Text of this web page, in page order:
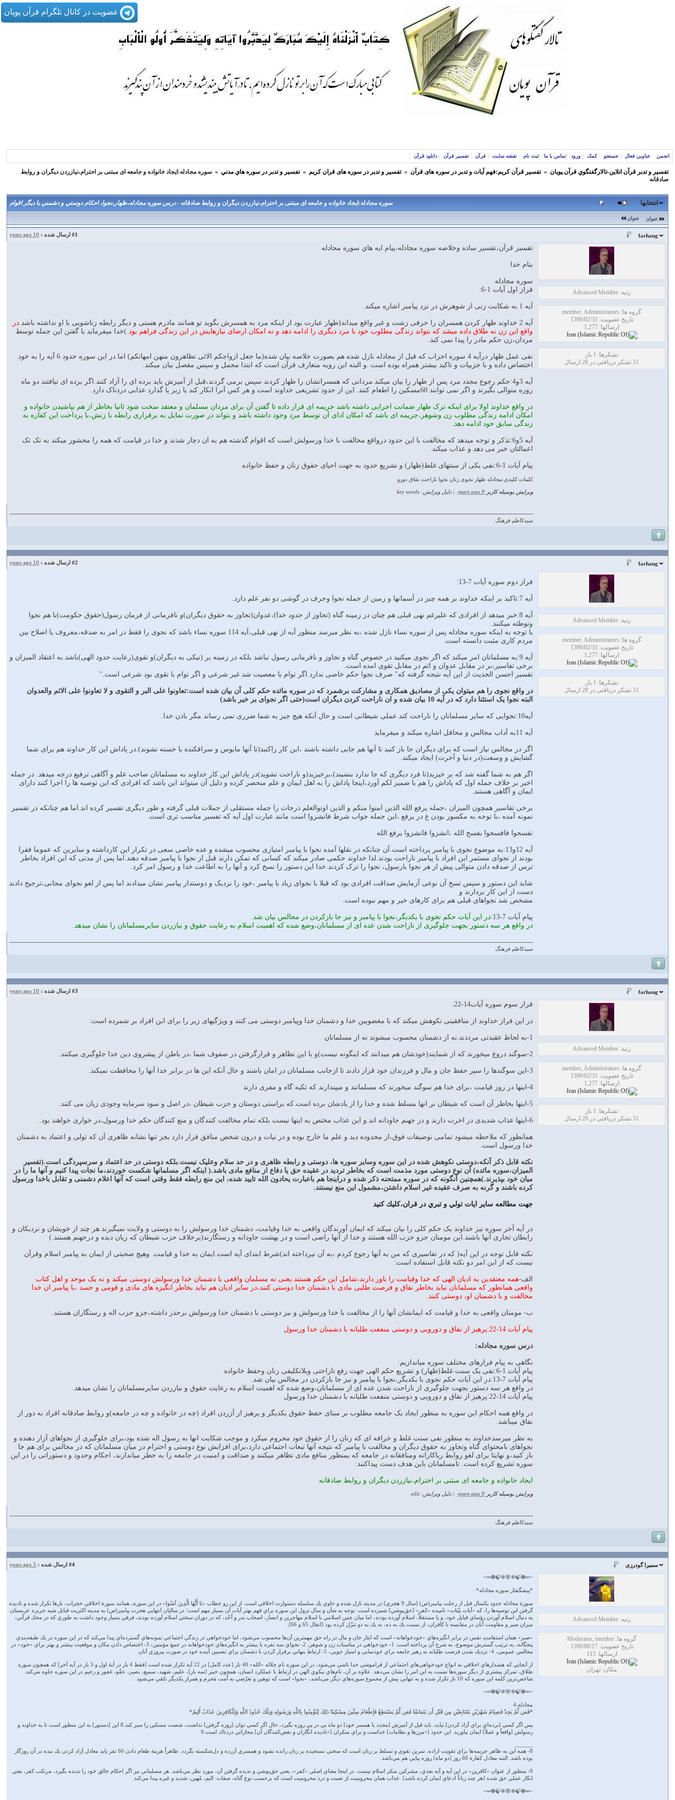
عضویت در کانال تلگرام قرآن پویان
انجمن عناوین فعال جستجو کمک ورود تماس با ما ثبت نام نقشه سایت قرآن تفسیر قرآن دانلود قرآن
تفسير و‌ تدبر قرآن انلاين-تالارگفتگوي قرآن پویان » تفسير قرآن كريم:فهم آيات و تدبر در سوره های قرآن » تفسير و تدبر در سوره های قران كريم » تفسير و تدبر در سوره هاي مدني » سوره مجادله:ایجاد خانواده و جامعه ای مبتنی بر احترام،نیازردن دیگران و روابط
صادقانه
سوره مجادله:ایجاد خانواده و جامعه ای مبتنی بر احترام،نیازردن دیگران و روابط صادقانه -درس سوره مجادله،ظهار،نجوا، احكام دوستي و دشمني با ديگر اقوام انتخابها
عنوان عنوان
farhang
#1 ارسال شده : 10 years ago
رتبه: Advanced Member
گروه ها: member, Administrators
تاریخ عضویت: 1390/02/31
ارسالها: 1,277
تشکرها: 1 بار
51 تشکر دریافتی در 28 ارسال
تفسير قرآن،تفسير ساده وخلاصه سوره مجادله،پيام ايه هاي سوره مجادله
بنام خدا
سوره مجادله
فراز اول آیات 1-6:
آیه 1 به شکایت زنی از شوهرش در نزد پیامبر اشاره میکند.
آیه 2 خداوند ظهار کردن همسران را حرفی زشت و غیر واقع میداند(ظهار عبارت بود از اینکه مرد به همسرش بگوید تو همانند مادرم هستی و دیگر رابطه زناشویی با او نداشته باشد.
در
واقع این زن نه طلاق داده میشد که بتواند زندگی مطلوب خود با مرد دیگری را ادامه دهد و نه امکان ارضای نیازهایش در این زندگی فراهم بود.)خدا میفرماید با گفتن این جمله توسط
مردان،زن حکم مادر را پیدا نمی کند.
نفی عمل ظهار درآیه 4 سوره احزاب که قبل از مجادله نازل شده هم بصورت خلاصه بیان شده(ما جعل ازواجکم الائی تظاهرون منهن امهاتکم) اما در این سوره حدود 6 آیه را به خود
اختصاص داده و با جزییات و تاکید بیشتر همراه بوده است .و البته این رویه متعارف قرآن است که ابتدا مجمل و سپس مفصل بیان میکند.
آیه 3و4:حکم رجوع مجدد مرد پس از ظهار را بیان میکند.مردانی که همسرانشان را ظهار کردند سپس برمی گردند،قبل از آمیزش باید برده ای را آزاد کنند.اگر برده ای نیافتند دو ماه
روزه متوالی بگیرند و اگر نمی توانند 60مسکین را اطعام کنند. این از حدود تشریعی خداوند است و هر کس آنرا انکار کند یا زیر پا گذارد عذابی دردناک دارد.
در واقع خداوند اولا برای اینکه ترک ظهار ضمانت اجرایی داشته باشد جریمه ای قرار داده تا گفتن آن برای مردان مسلمان و معتقد سخت شود ثانیا بخاطر از هم نپاشیدن خانواده و
امکان ادامه زندگی مطلوب زن وشوهر،جریمه ای باشد که امکان ادای آن توسط مرد وجود داشته باشد و بتواند در صورت تمایل به برقراری رابطه با زنش،با پرداخت این کفاره به
زندگی سابق خود ادامه دهد.
آیه 5و6:تذکر و توجه میدهد که مخالفت با این حدود درواقع مخالفت با خدا ورسولش است که اقوام گذشته هم به ان دچار شدند و خدا در قیامت که همه را محشور میکند به تک تک
اعمالتان خبر می دهد و عذاب میکند.
پیام آیات 1-6:نفی یکی از سنتهای غلط(ظهار) و تشریع حدود به جهت احیای حقوق زنان و حفظ خانواده
کلمات کلیدی:مجادله ظهار نجوی زنان نجوا ناراحت نفاق دورو
ویرایش بوسیله کاربر 9 years ago دلیل ویرایش: key words
سیدکاظم فرهنگ
farhang
#2 ارسال شده : 10 years ago
رتبه: Advanced Member
گروه ها: member, Administrators
تاریخ عضویت: 1390/02/31
ارسالها: 1,277
تشکرها: 1 بار
51 تشکر دریافتی در 28 ارسال
فراز دوم سوره آیات 7-13:
آیه 7:تاکید بر اینکه خداوند بر همه چیز در آسمانها و زمین از جمله نجوا وحرف در گوشی دو نفر علم دارد.
آیه 8:خبر میدهد از افرادی که علیرغم نهی قبلی هم چنان در زمینه گناه (تجاوز از حدود خدا)،عدوان(تجاوز به حقوق دیگران)و نافرمانی از فرمان رسول(حقوق حکومت)با هم نجوا
وتوطئه میکنند.
با توجه به اینکه سوره مجادله پس از سوره نساء نازل شده ،به نظر میرسد منظور آیه از نهی قبلی،آیه 114 سوره نساء باشد که نجوی را فقط در امر به صدقه،معروف یا اصلاح بین
مردم کاری مثبت دانسته است.
آیه 9:به مسلمانان امر میکند که اگر نجوی میکنید در خصوص گناه و تجاوز و نافرمانی رسول نباشد بلکه در زمینه بر (نیکی به دیگران)و تقوی(رعایت حدود الهی)باشد.به اعتقاد المیزان و
برخی تفاسیر،بر در مقابل عدوان و اثم در مقابل تقوی امده است.
تفسیر احسن الحدیث از این آیه نتیجه گرفته که" صرف نجوا حکم خاصی ندارد اگر توام با معصیت شد غیر شرعی و اگر توام با تقوی بود شرعی است."
در واقع نجوی را هم میتوان یکی از مصادیق همکاری و مشارکت برشمرد که در سوره مائده حکم کلی آن بیان شده است:تعاونوا علی البر و التقوی و لا تعاونوا علی الاثم والعدوان
البته نجوا یک استثنا دارد که در آیه 10 بیان شده و ان ناراحت کردن دیگران است(حتی اگر نجوای بر خیر باشد)
آیه10:نجوایی که سایر مسلمانان را ناراحت کند عملی شیطانی است و حال آنکه هیچ جیز به شما ضرری نمی رساند مگر باذن خدا.
آیه 11به آداب مجالس و محافل اشاره میکند و میفرماید
اگر در مجالس نیاز است که برای دیگران جا باز کنید تا آنها هم جایی داشته باشند ،این کار راکنید(تا آنها مایوس و سرافکنده یا خسته نشوند).در پاداش این کار خداوند هم یرای شما
گشایش و وسعت(در دنیا و آخرت) ایجاد میکند.
اگر هم به شما گفته شد که بر خیزید(تا فرد دیگری که جا ندارد بنشیند)،برخیزید(و ناراحت نشوید)در پاداش این کار خداوند به مسلمانان صاحب علم و آگاهی ترفیع درجه میدهد. در جمله
اخیر بر خلاف جمله اول که پاداش را هم با ضمیر لکم آورد،اینجا پاداش را به اهل ایمان و علم منحصر کرده و دلیل آن میتواند این باشد که افرادی که این توصیه ها را اجرا کنند دارای
ایمان و آگاهی هستند.
برخی تفاسیر همچون المیزان ،جمله یرفع الله الذین امنوا منکم و الذین اوتوالعلم درجات را جمله مستقلی از جملات قبلی گرفته و طور دیگری تفسیر کرده اند.اما هم چنانکه در تفسیر
نمونه آمده ،با توجه به مکسور بودن ع در یرفع ،این جمله جواب شرط فانشزوا است مانند عبارت اول آیه که تفسیر مناسب تری است.
تفسحوا فافسحوا بفسح الله ،انشزوا فانشزوا یرفع الله
آیه 12و13:به موضوع نجوی با پیامبر پرداخته است.آن چنانکه در نقلها آمده نجوا با پیامبر امتیازی محسوب میشده و عده خاصی سعی در تکرار این کارداشته و سایرین که عموما فقرا
بودند از نجوای مستمر این افراد با پیامبر ناراحت بودند.لذا خداوند حکمی صادر میکند که کسانی که تمکن دارند قبل از نجوا با پیامبر صدقه دهند.اما پس از مدتی که این افراد بخاطر
ترس از صدقه دادن متوالی پیش از هر نجوا بارسول، نجوا را ترک کردند.خدا این دستور را نسخ کرد و آنها را به اطاعت خدا و رسول امر کرد.
شاید این دستور و سپس نسخ آن نوعی آزمایش صداقت افرادی بود که قبلا با نجوای زیاد با پیامبر ،خود را نزدیک و دوستدار پیامبر نشان میدادند اما پس از لغو نجوای مجانی،ترجیح دادند
دست از این کار بردارند و
مشخص شد نجواهای قبلی هم برای کارهای خیر و مهم نبوده است.
پیام آیات 7-13:
در این آیات حکم نجوی با یکدیگر،نجوا با پیامبر و نیز جا بازکردن در مجالس بیان شد.
در واقع هر سه دستور بجهت جلوگیری از ناراحت شدن عده ای از مسلمانان،وضع شده که اهمیت اسلام به رعایت حقوق و نیازردن سایرمسلمانان را نشان میدهد.
سیدکاظم فرهنگ
farhang
#3 ارسال شده : 10 years ago
رتبه: Advanced Member
گروه ها: member, Administrators
تاریخ عضویت: 1390/02/31
ارسالها: 1,277
تشکرها: 1 بار
51 تشکر دریافتی در 28 ارسال
فراز سوم سوره آیات14-22:
در این فراز خداوند از منافقینی نکوهش میکند که با مغضوبین خدا و دشمنان خدا وپیامبر دوستی می کنند و ویژگیهای زیر را برای این افراد بر شمرده است:
1-به لحاظ عقیدتی مرددند.نه از دشمنان محسوب میشوند نه از مسلمانان
2-سوگند دروغ میخورند که از شمایند(خودشان هم میدانند که اینگونه نیست)و با این تظاهر و قرارگرفتن در صفوف شما ،در باطن از پیشروی دین خدا جلوگیری میکنند.
3-این سوگندها را سپر حفظ جان و مال و فرزندان خود قرار دادند تا ازجانب مسلمانان در امان باشند و حال آنکه این ها در برابر خدا آنها را محافظت نمیکند.
4-اینها در روز قیامت ،برای خدا هم سوگند میخورند که مسلمانند و میپندارند که تکیه گاه و مفری دارند
5-اینها بخاطر آن است که شیطان بر انها مسلط شده و خدا را از یادشان برده است.که براستی دوستان و حزب شیطان ،در اصل و سود سرمایه وجودی زیان می کنند.
6-اینها عذاب شدیدی در اخرت دارند و در جهنم جاودانه اند.و این عذاب مختص به اینها نیست بلکه تمام مخالفت کنندگان و منع کنندگان حکم خدا ورسول،در خواری خواهند بود.
همانطور که ملاحظه میشود تمامی توصیفات فوق،از محدوده دید و علم ما خارج بوده و در نیات و درون شخص منافق قرار دارد بجز تنها نشانه ظاهری آن که تولی و اعتماد به دشمنان
خدا ورسول است.
نکته قابل ذکر آنکه،دوستی نکوهش شده در این سوره وسایر سوره ها، دوستی و رابطه ظاهری و در حد سلام وعلیک نیست.بلکه دوستی در حد اعتماد و سرسپردگی است.(تفسیر
المیزان،سوره مائده) آن نوع دوستی مورد مذمت است که بخاطر تردید در عقیده حق یا دفاع از منافع مادی باشد.( اینکه اگر مسلمانها شکست خوردند،ما نجات پیدا کنیم و آنها ما را در
میان خود بپذیرند.)همچنین آنگونه که در سوره ممتحنه ذکر شده و دراینجا هم باعبارت یحادون الله تایید شده، این منع رابطه فقط وقتی است که آنها اعلام دشمنی و تقابل باخدا ورسول
کرده باشند و گرنه به صرف عقیده غیر اسلام داشتن،مشمول این منع نیستند.
جهت مطالعه ساير ايات تولي و تبري در قران،كليك كنيد
در آیه آخر سوره نیز خداوند یک حکم کلی را بیان میکند که ایمان آورندگان واقعی به خدا وقیامت، دشمنان خدا ورسولش را به دوستی و ولایت نمیگیرند.هر چند از خویشان و نزدیکان و
رابطان تجاری آنها باشند.این مومنان جزو حزب الله هستند و.خدا از آنها راضی است و در بهشت جاودانه و رستگارند(برخلاف حزب شیطان که زیان دیده و درجهنم هستند.)
نکته قابل توجه در این آیه( که در تفاسیری که من به آنها رجوع کردم ،به آن نپرداخته اند)شرط ابتدای آیه است.ایمان به خدا و قیامت. وهیچ صحبتی از ایمان به پیامبر اسلام وقرآن
نیست.که از این امر دو نکته قابل استفاده است:
الف-همه معتقدین به ادیان الهی که خدا وقیامت را باور دارند،شامل این حکم هستند.یعنی نه مسلمان واقعی با دشمنان خدا ورسولش دوستی میکند و نه یک موحد و اهل کتاب
واقعی.همانطور که مسلمانان نباید بخاطر نفاق و فرصت طلبی مادی با دشمنان خدا دوستی کنند،در سایر ادیان هم نباید بخاطر انگیزه های مادی و قومی و حسد ،با پیامبر ان خدا
مخالفت و با دشمنان او، دوستی کنند.
ب- مومنان واقعی به خدا و قیامت که ایمانشان آنها را از مخالفت با خدا ورسولش و نیز دوستی با دشمنان خدا ورسولش برحذر داشته،جزو حزب اله و رستگاران هستند.
پیام آیات 14-22:پرهیز از نفاق و دورویی و دوستی منفعت طلبانه با دشمنان خدا ورسول
درس سوره مجادله:
نگاهی به پیام فرازهای مختلف سوره میاندازیم:
پیام آیات 1-6:نفی یک سنت غلط(ظهار) و تشریع حکم الهی جهت رفع ناراحتی وبلاتکلیفی زنان وحفظ خانواده
پیام آیات 7-13:در این آیات حکم نجوی با یکدیگر،نجوا با پیامبر و نیز جا بازکردن در مجالس بیان شد.
در واقع هر سه دستور بجهت جلوگیری از ناراحت شدن عده ای از مسلمانان،وضع شده که اهمیت اسلام به رعایت حقوق و نیازردن سایرمسلمانان را نشان میدهد.
پیام آیات 14-22:پرهیز از نفاق و دورویی و دوستی منفعت طلبانه با دشمنان خدا ورسول
در واقع همه احکام این سوره به منظور ایجاد یک جامعه مطلوب بر مبنای حفظ حقوق یکدیگر و پرهیز از آزردن افراد (چه در خانواده و چه در جامعه)و روابط صادقانه افراد به دور از
نفاق میباشد.
به نظر میرسدخداوند به منظور نفی سنت غلط و خرافه ای که زنان را از حقوق خود محروم میکرد و موجب شکایت انها به رسول اله شده بود،برای جلوگیری از نجواهای آزار دهنده و
نجواهای بامحتوای گناه وتجاوز به حقوق دیگران و مخالفت با پیامبر که نتیجه آنها تبعات اجتماعی دارد،برای افزایش نوع دوستی و احترام در میان مسلمانان که در مجالس برای هم جا
باز کنید،و نهایتا برای لغو روابط ریاکارانه ومنافقانه در جامعه که بمنظور منافع مادی تظاهر میکنند و صداقت و امنیت در جامعه را به خطر میاندازند، احکام وحدود و دستوراتی را در این
سوره تشریع کرده است. تامسلمانان باین هدف دست پیداکنند:
ایجاد خانواده و جامعه ای مبتنی بر احترام،نیازردن دیگران و روابط صادقانه
ویرایش بوسیله کاربر 9 years ago دلیل ویرایش: edit
سیدکاظم فرهنگ
سمیرا گودرزی #4 ارسال شده : 5 years ago
رتبه: Advanced Member
گروه ها: Moderator, member
تاریخ عضویت: 1399/06/17
ارسالها: 115
مکان: تهران
┄═❁🍃❈🌸❈🍃❁═┄
*پیشگفتار سوره مجادله*
سورة مجادله حدود يكسال قبل از رحلت پيامبر(ص) [سال 9 هجري] در مدينه نازل شده و حاوي يك سلسله دستوارت اخلاقي است. از اين رو خطاب «يَا أَيُّهَا الَّذِينَ آمَنُوا» در اين سوره، همانند سورة اخلاقي حجرات، بارها تكرار شده و ناديده
گرفتن اين توصيه‌ها را، كه «آيات بيّنات» ناميده «كفر» [حق‌پوشي] شمرده است. توجه به شأن و سال نزول اين سوره براي فهم بهتر آيات آن بسيار مهم است؛ در ساليان انتهايي هجرت پيامبر(ص) به مدينه اكثريت قبايل شبه جزيره عربستان
به دنبال اسلام آوردن رؤساي قبايل خود، و يا مستقلاً، اسلام آورده بودند، اما ميان چنين اسلامي با اسلام مهاجرين و انصار، اصحاب بدر و اُحُد، كه در دوران سختي اسلام آورده بودند، فرقي بسيار وجود داشت به طوري كه در محك قرآني،
ميزان صبر و مقاومت آنان در مقايسه با كافران، از نسبت يك به ده، به يك به دو تنزّل كرده بود [انفال 65 و 66].
«صبر» همان استقامتِ نفس در برابر انگيزه‌هاي «خودخواهانه» است كه ايثار جان و مال در راه حق مهمترين آن‌ها محسوب مي‌شود، اما خودخواهي در زندگي اجتماعي نمونه‌هاي گسترده‌اي پيدا مي‌كند كه در اين سوره در يك طبقه‌بندي
پنجگانه، به ترتيب گسترش موضوع، به شرح آن پرداخته است: 1- خودخواهي در مناسبات زن و شوهر، 2- نجواي سه نفره يا بيشتر به انگيزه‌هاي خودخواهانه در جمع مؤمنين، 3- اختصاص دادن مكان و موقعيت بيشتر و بهتر براي «خود» در
مجالس عمومي، 4- نزديك شدن فرصت طلبانه به رهبر جامعه براي خودنمايي و امتياز جويي، 5- ارتباط پنهاني برقرار كردن با دشمنان براي تضمين آينده خود در صورت پيروزي آنان.
از آنجايي كه هشدارهاي اخلاقي به انواع خودخواهي‌هاي اجتماعي از فراموشي خدا ناشي مي‌شود، در اين سوره نام جلاله «الله» 40 بار [عدد كامل] در 22 آيه تكرار شده است [فقط 4 بار در آية اول و 5 بار در آيه آخر] كه همچون سوره
طلاق، تمركز بيشتري از ديگر سوره‌ها نسبت به اين امر را نشان مي‌دهد. علاوه بر آن، نام‌هاي نيكوي الهي در ارتباط با عملكرد انسان، همچون خبير [سه بار]، عليم، شهيد، سميع، بصير، عفّو، غفور و رحيم در اين سوره جلوه مي‌كند.
شاخص‌ترين كلمه اين سوره كه 10 بار تكرار شده و به تنهايي بيش از مجموع سوره‌هاي ديگر مي‌باشد، «نجوا» است كه توهين و تعرّضي به اُمت مَحرم و همراز يكديگر تلقي مي‌شود.
┄═❁🍃❈🌸❈🍃❁═┄
مجادله:4
*فَمَن لَّمْ يَجِدْ فَصِيَامُ شَهْرَيْنِ مُتَتَابِعَيْنِ مِن قَبْلِ أَن يَتَمَاسَّا فَمَن لَّمْ يَسْتَطِعْ فَإِطْعَامُ سِتِّينَ مِسْكِينًا ذَلِكَ لِتُؤْمِنُوا بِاللَّهِ وَرَسُولِهِ وَتِلْكَ حُدُودُ اللَّهِ وَلِلْكَافِرِينَ عَذَابٌ أَلِيمٌ*
پس اگر كسي [برده‌اي براي آزاد كردن] نيابد، بايد قبل از آميزش [مجدد با همسر خود] دو ماه پي در پي روزه بگيرد، حال اگر كسي توان [روزه گرفتن] نداشت، شصت مسكين را سير كند.8 اين [دستور] به اين منظور است تا به خداوند و
رسولش [واقعاً و عملاً] ايمان بياوريد. اين حدود [=مرزها و نظامات] خداست و براي منكران [=ناديده انگاران و نقض‌كنندگان آن] مجازاتي دردناك است.9
8- همه اين به ظاهر جريمه‌ها براي تقويت اراده، تمرين تقوي و تسلط بر زبان است كه سخني نسنجيده بر زبان رانده نشود و همسري آزرده و دل‌شكسته نگردد. ظاهراً هزينة طعام دادن 60 نفر بايد معادل آزاد كردن يك بنده در آن روزگار
بوده باشد. البته معادل كفارة 60 روز [دو ماه] روزه پياپي هم مي‌باشد.
9- منظور از عنوان «كافرين» در اين آيه و آيه بعدي، مشركين منكر اسلام نيست. در اينجا معناي اصلي «كفر»، يعني حق‌پوشي و نديده گرفتن آن، مورد نظر مي‌باشد. هر مسلماني نيز اگر احكام خالق خود را نديده بگيرد، مرتكب كفر، يعني
انكار عملي حق شده [هر چند زباناً ادعاي ايمان كرده باشد]. عذاب همان محروميت از نعمت و درد محروميت است كه برحسب نوع گناه، صفات: اليم، مُهين، شديد و غيره پيدا مي‌كند.
┄═❁🍃❈🌸❈🍃❁═┄